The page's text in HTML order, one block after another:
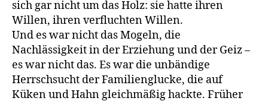
sich gar nicht um das Holz: sie hatte ihren
Willen, ihren verfluchten Willen.
Und es war nicht das Mogeln, die
Nachlässigkeit in der Erziehung und der Geiz –
es war nicht das. Es war die unbändige
Herrschsucht der Familienglucke, die auf
Küken und Hahn gleichmäßig hackte. Früher